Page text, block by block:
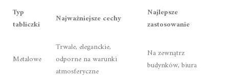
Typ
tabliczki
Najważniejsze cechy
Najlepsze
zastosowanie
Metalowe
Trwałe, eleganckie,
odporne na warunki
atmosferyczne
Na zewnątrz
budynków, biura